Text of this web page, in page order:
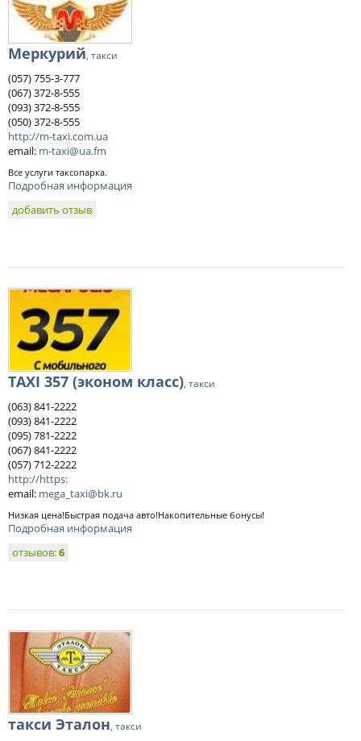
Меркурий, такси
(057) 755-3-777
(067) 372-8-555
(093) 372-8-555
(050) 372-8-555
http://m-taxi.com.ua
email: m-taxi@ua.fm
Все услуги таксопарка.
Подробная информация
добавить отзыв
TAXI 357 (эконом класс), такси
(063) 841-2222
(093) 841-2222
(095) 781-2222
(067) 841-2222
(057) 712-2222
http://https:
email: mega_taxi@bk.ru
Низкая цена!Быстрая подача авто!Накопительные бонусы!
Подробная информация
отзывов:6
такси Эталон, такси